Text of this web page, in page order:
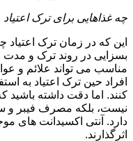
چه غذاهایی برای ترک
این که در زمان ترک اعتیاد
بسزایی در روند ترک و مدت
مناسب می تواند علائم و
افراد حین ترک اعتیاد به
کنند. اما دقت داشته باشید
نیست، بلکه مصرف فیبر و
دارد. آنتی اکسیدانت های
اثرگذارند.